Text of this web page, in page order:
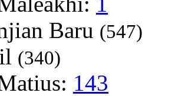
Baru (547)
(340)
143